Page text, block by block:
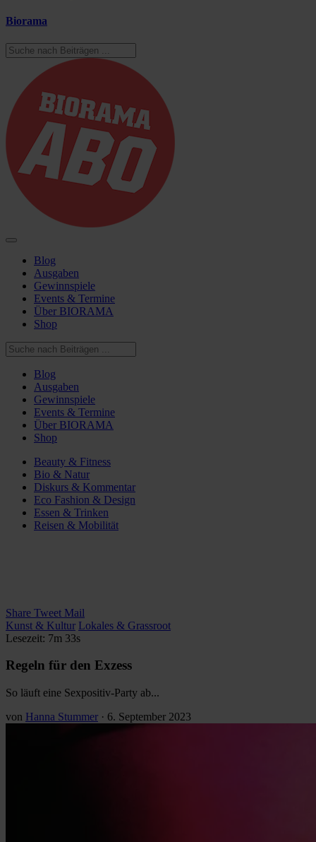
Biorama
Blog
Ausgaben
Gewinnspiele
Events & Termine
Über BIORAMA
Shop
Blog
Ausgaben
Gewinnspiele
Events & Termine
Über BIORAMA
Shop
Beauty & Fitness
Bio & Natur
Diskurs & Kommentar
Eco Fashion & Design
Essen & Trinken
Reisen & Mobilität
Share Tweet Mail
Kunst & Kultur Lokales & Grassroot
Lesezeit: 7m 33s
Regeln für den Exzess
So läuft eine Sexpositiv-Party ab...
von Hanna Stummer · 6. September 2023